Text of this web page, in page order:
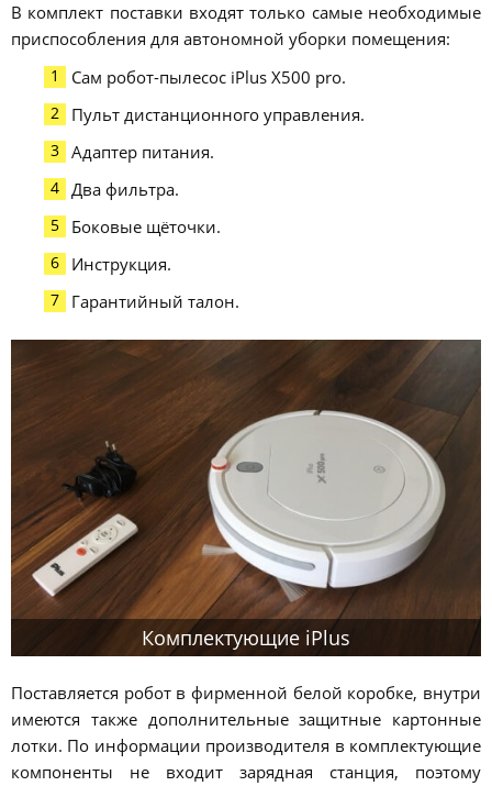
В комплект поставки входят только самые необходимые
приспособления для автономной уборки помещения:
Сам робот-пылесос iPlus X500 pro.
Пульт дистанционного управления.
Адаптер питания.
Два фильтра.
Боковые щёточки.
Инструкция.
Гарантийный талон.
Комплектующие iPlus
Поставляется робот в фирменной белой коробке, внутри
имеются также дополнительные защитные картонные
лотки. По информации производителя в комплектующие
компоненты не входит зарядная станция, поэтому